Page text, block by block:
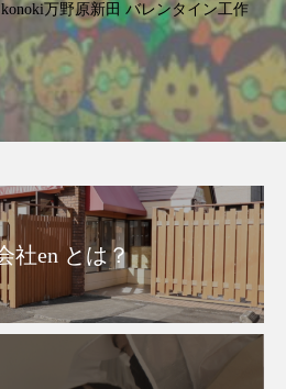
万野原新田 バレンタイン工作
社en とは？